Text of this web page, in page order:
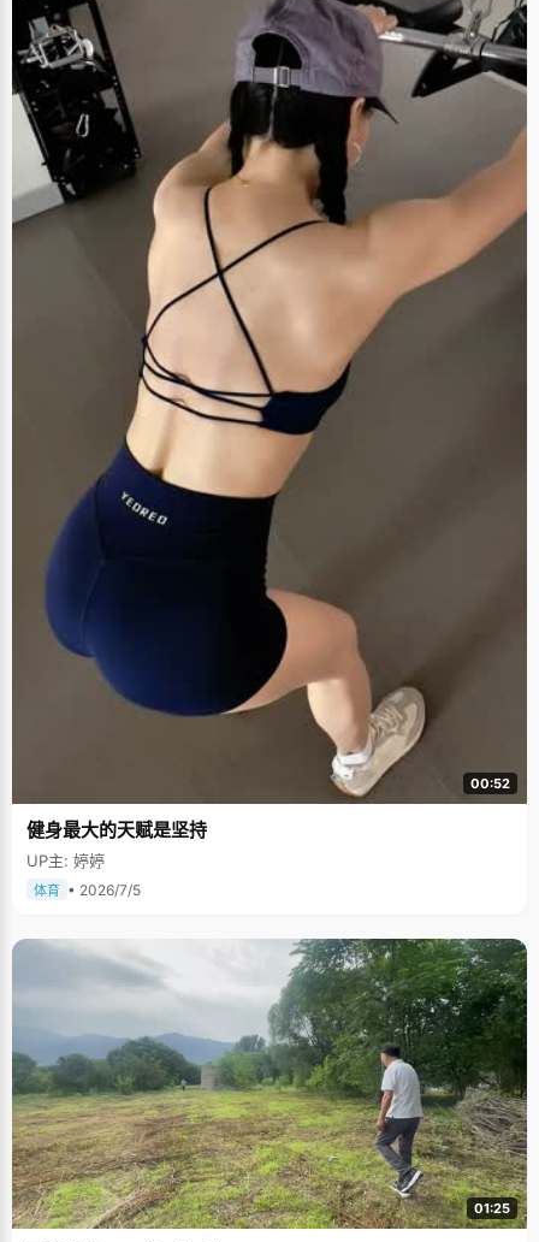
00:52
健身最大的天赋是坚持
UP主: 婷婷
体育 • 2026/7/5
01:25